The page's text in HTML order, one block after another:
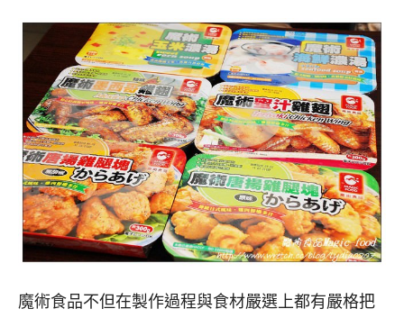
魔術食品不但在製作過程與食材嚴選上都有嚴格把